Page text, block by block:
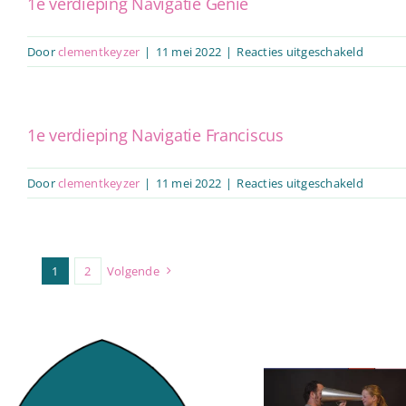
Doorclementkeyzer | 11 mei 2022 | Reacties uitgeschakeldvoor
1e
1e verdieping Navigatie Franciscus
Doorclementkeyzer | 11 mei 2022 | Reacties uitgeschakeldvoor
1e
1 2 Volgende